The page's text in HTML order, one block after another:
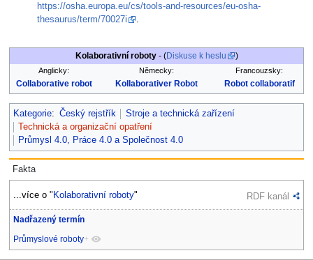
https://osha.europa.eu/cs/tools-and-resources/eu-osha-
thesaurus/term/70027i
Kolaborativní roboty- (Diskuse k heslu )
Anglicky: Německy: Francouzsky:
Collaborative robot Kollaborativer Robot Robot collaboratif
Kategorie: Český rejstřík
Stroje a technická zařízení
Technická a organizační opatření
Průmysl 4.0, Práce 4.0 a Společnost 4.0
Fakta
...více o " Kolaborativní roboty" RDF kanál
Nadřazený termín
Průmyslové roboty+